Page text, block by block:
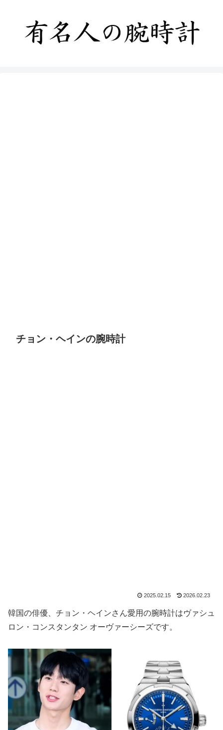
チョン・ヘインの腕時計
2025.02.15 2026.02.23
韓国の俳優、チョン・ヘインさん愛用の腕時計はヴァシュ
ロン・コンスタンタン オーヴァーシーズです。